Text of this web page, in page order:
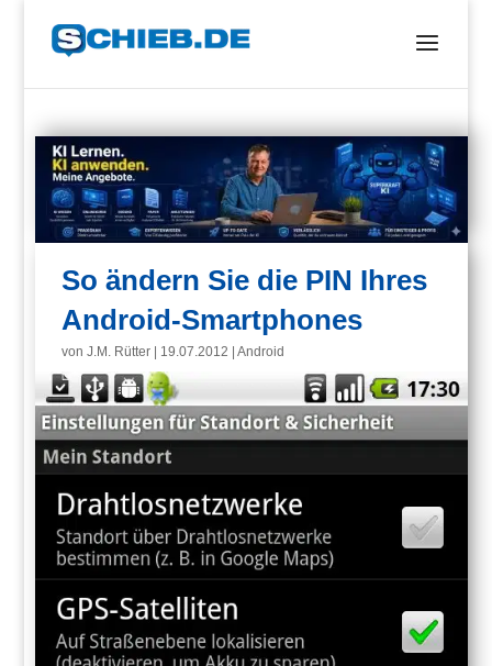
So ändern Sie die PIN Ihres
Android-Smartphones
vonJ.M. Rütter 19.07.2012 |Android